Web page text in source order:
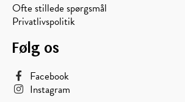
Ofte stillede spørgsmål
Privatlivspolitik
Følg os
Facebook
Instagram